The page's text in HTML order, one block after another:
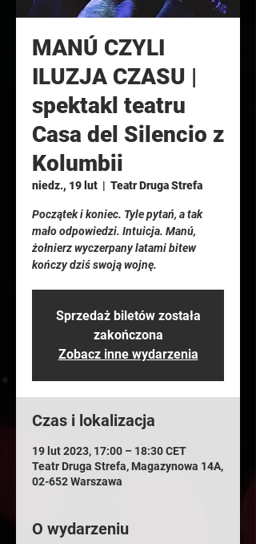
MANÚ CZYLI
ILUZJA CZASU |
spektakl teatru
Casa del Silencio z
Kolumbii
niedz., 19 lut
  |
Teatr Druga Strefa
Początek i koniec. Tyle pytań, a tak
mało odpowiedzi. Intuicja. Manú,
żołnierz wyczerpany latami bitew
kończy dziś swoją wojnę.
Sprzedaż biletów została
zakończona
Zobacz inne wydarzenia
Czas i lokalizacja
19 lut 2023, 17:00 – 18:30 CET
Teatr Druga Strefa, Magazynowa 14A,
02-652 Warszawa
O wydarzeniu